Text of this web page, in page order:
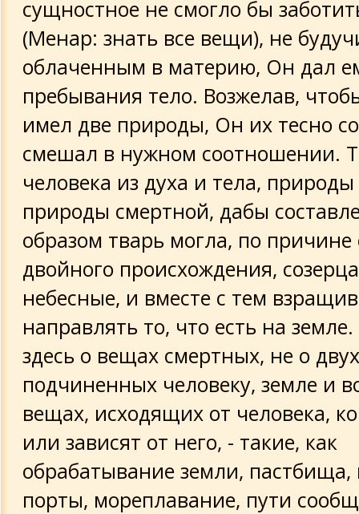
сущностное не смогло бы
(Менар: знать все вещи), не
облаченным в материю, Он дал
пребывания тело. Возжелав,
имел две природы, Он их тесно
смешал в нужном соотношении.
человека из духа и тела,
природы смертной, дабы
образом тварь могла, по причине
двойного происхождения,
небесные, и вместе с тем
направлять то, что есть на
здесь о вещах смертных, не о
подчиненных человеку, земле и
вещах, исходящих от человека,
или зависят от него, - такие, как
обрабатывание земли, пастбища,
порты, мореплавание, пути